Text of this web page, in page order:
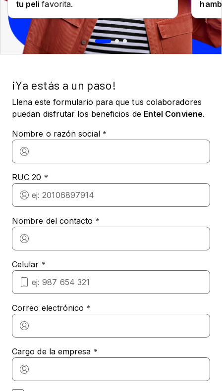
¡Ya estás a un paso!
Llena este formulario para que tus colaboradores
puedan disfrutar los beneficios de Entel Conviene.